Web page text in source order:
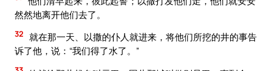
然然地离开他们去了。
32 就在那一天、以撒的仆人就进来，将他们所挖的井的事告
诉了他，说：“我们得了水了。”